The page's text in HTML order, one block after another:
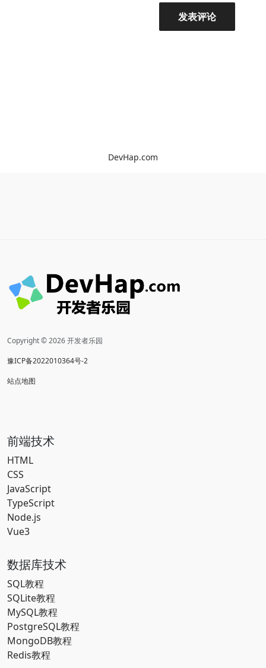
DevHap.com
Copyright © 2026 开发者乐园
豫ICP备2022010364号-2
站点地图
前端技术
HTML
CSS
JavaScript
TypeScript
Node.js
Vue3
数据库技术
SQL教程
SQLite教程
MySQL教程
PostgreSQL教程
MongoDB教程
Redis教程